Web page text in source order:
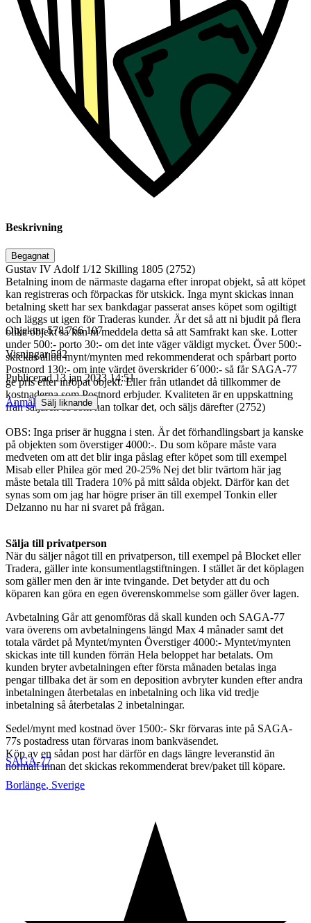
Beskrivning
Begagnat
Gustav IV Adolf 1/12 Skilling 1805 (2752)
Betalning inom de närmaste dagarna efter inropat objekt, så att köpet
kan registreras och förpackas för utskick. Inga mynt skickas innan
betalning skett har sex bankdagar passerat anses köpet som ogiltigt
och läggs ut igen för Traderas kunder. Är det så att ni bjudit på flera
olika objekt så kan ni meddela detta så att Samfrakt kan ske. Lotter
under 500:- porto 30:- om det inte väger väldigt mycket. Över 500:-
skickas alltid mynt/mynten med rekommenderat och spårbart porto
Postnord 130:- om inte värdet överskrider 6´000:- så får SAGA-77
ge pris efter inropat objekt. Eller från utlandet då tillkommer de
kostnaderna som Postnord erbjuder. Kvaliteten är en uppskattning
från säljaren så som han tolkar det, och säljs därefter (2752)
OBS: Inga priser är huggna i sten. Är det förhandlingsbart ja kanske
på objekten som överstiger 4000:-. Du som köpare måste vara
medveten om att det blir inga påslag efter köpet som till exempel
Misab eller Philea gör med 20-25% Nej det blir tvärtom här jag
måste betala till Tradera 10% på mitt sålda objekt. Därför kan det
synas som om jag har högre priser än till exempel Tonkin eller
Delzanno nu har ni svaret på frågan.
Sälja till privatperson
När du säljer något till en privatperson, till exempel på Blocket eller
Tradera, gäller inte konsumentlagstiftningen. I stället är det köplagen
som gäller men den är inte tvingande. Det betyder att du och
köparen kan göra en egen överenskommelse som gäller över lagen.
Avbetalning Går att genomföras då skall kunden och SAGA-77
vara överens om avbetalningens längd Max 4 månader samt det
totala värdet på Myntet/mynten Överstiger 4000:- Myntet/mynten
skickas inte till kunden förrän Hela beloppet har betalats. Om
kunden bryter avbetalningen efter första månaden betalas inga
pengar tillbaka det är som en deposition avbryter kunden efter andra
inbetalningen återbetalas en inbetalning och lika vid tredje
inbetalning så återbetalas 2 inbetalningar.
Sedel/mynt med kostnad över 1500:- Skr förvaras inte på SAGA-
77s postadress utan förvaras inom bankväsendet.
Köp av en sådan post har därför en dags längre leveranstid än
normalt innan det skickas rekommenderat brev/paket till köpare.
Objektnr 578 766 107
Visningar 582
Publicerad 13 jan 2023 14:51
Anmäl Sälj liknande
SAGA-77
Borlänge, Sverige